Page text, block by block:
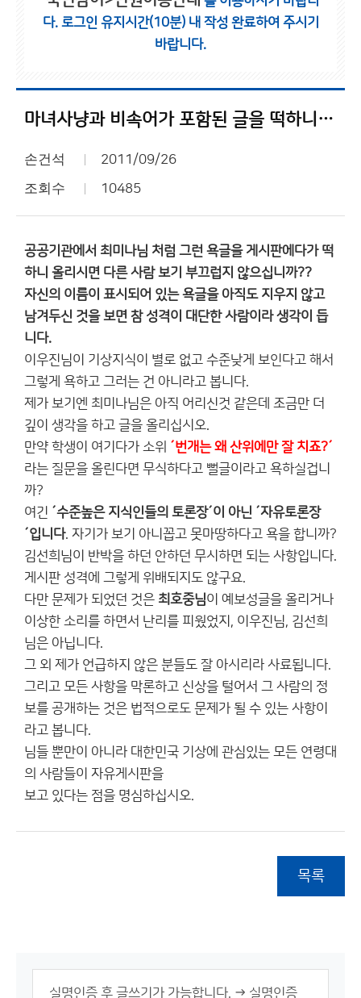
다. 로그인 유지시간(10분) 내 작성 완료하여 주시기
바랍니다.
마녀사냥과 비속어가 포함된 글을 떡하니 올리시는 분들...
손건석 2011/09/26
조회수 10485
공공기관에서 최미나님 처럼 그런 욕글을 게시판에다가 떡
하니 올리시면 다른 사람 보기 부끄럽지 않으십니까??
자신의 이름이 표시되어 있는욕글을 아직도 지우지 않고
남겨두신 것을 보면 참 성격이 대단한 사람이라 생각이 듭
니다.
이우진님이 기상지식이 별로 없고 수준낮게 보인다고 해서
그렇게 욕하고 그러는 건 아니라고 봅니다.
제가 보기엔 최미나님은 아직 어리신것 같은데 조금만 더
깊이 생각을 하고 글을 올리십시오.
만약 학생이 여기다가 소위 ´번개는 왜 산위에만 잘 치죠?´
라는 질문을 올린다면 무식하다고 뻘글이라고 욕하실겁니
까?
여긴 ´수준높은 지식인들의 토론장´이 아닌 ´자유토론장
´입니다. 자기가 보기 아니꼽고 못마땅하다고 욕을 합니까?
김선희님이 반박을 하던 안하던 무시하면 되는 사항입니다.
게시판 성격에 그렇게 위배되지도 않구요.
다만 문제가 되었던 것은 최호중님이 예보성글을 올리거나
이상한 소리를 하면서 난리를 피웠었지, 이우진님, 김선희
님은 아닙니다.
그 외 제가 언급하지 않은 분들도 잘 아시리라 사료됩니다.
그리고 모든 사항을 막론하고 신상을 털어서 그 사람의 정
보를 공개하는 것은 법적으로도 문제가 될 수 있는 사항이
라고 봅니다.
님들 뿐만이 아니라 대한민국 기상에 관심있는 모든 연령대
의 사람들이 자유게시판을
보고 있다는 점을 명심하십시오.
목록